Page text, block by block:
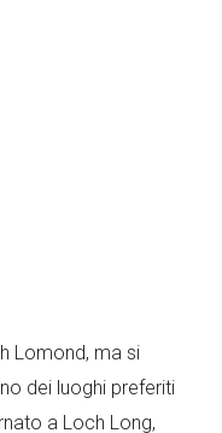
Lomond, ma si
dei luoghi preferiti
a Loch Long,